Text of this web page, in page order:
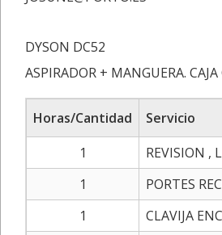
DYSON DC52
ASPIRADOR + MANGUERA.
Horas/Cantidad
Servicio
1
REVISION ,
1
PORTES
1
CLAVIJA